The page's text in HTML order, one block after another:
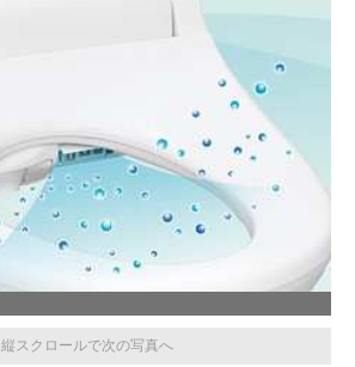
縦スクロールで次の写真へ